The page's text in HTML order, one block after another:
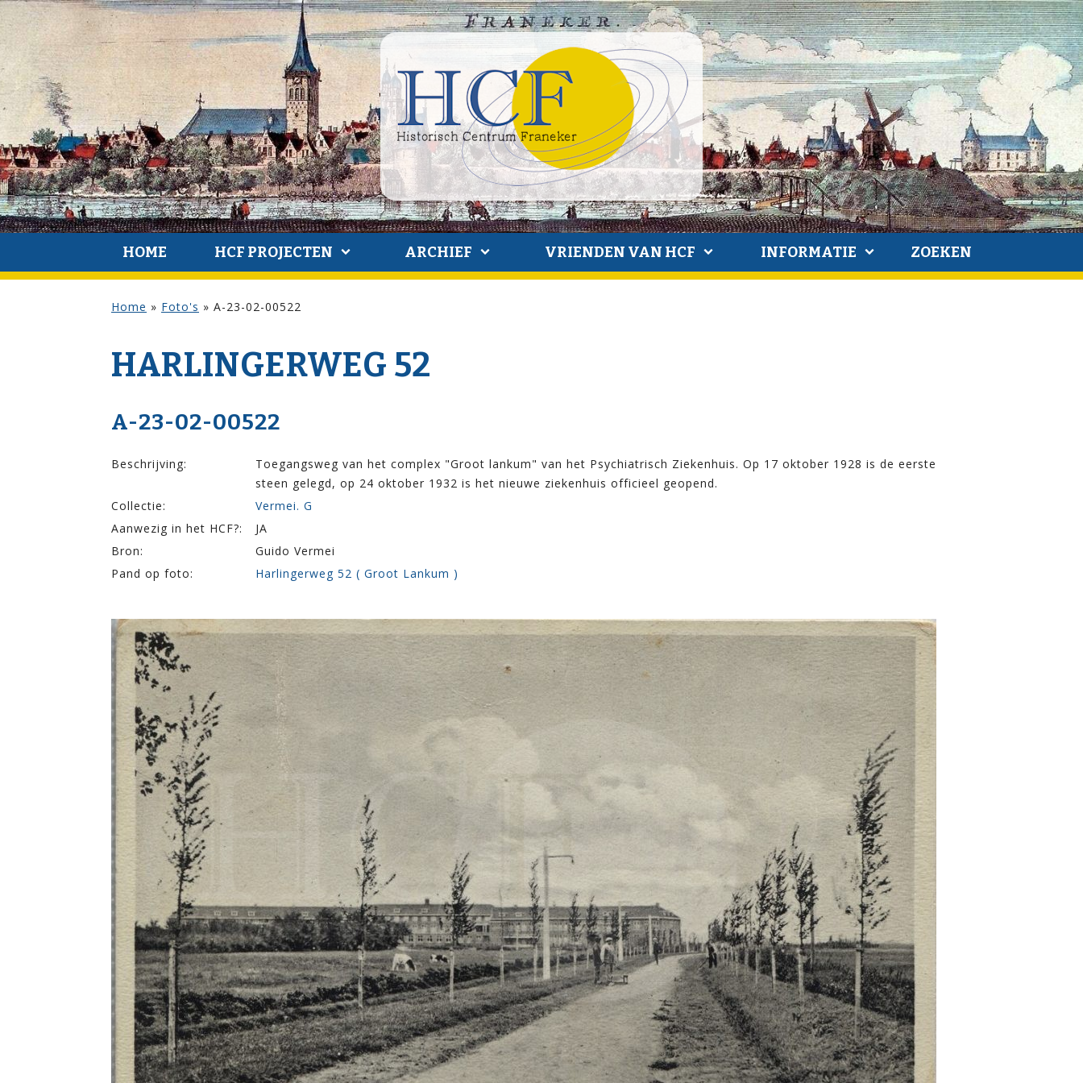
HOME HCF PROJECTEN ARCHIEF VRIENDEN VAN HCF INFORMATIE ZOEKEN
Home » Foto's » A-23-02-00522
HARLINGERWEG 52
A-23-02-00522
Beschrijving:
Toegangsweg van het complex "Groot lankum" van het Psychiatrisch Ziekenhuis. Op 17 oktober 1928 is de eerste
steen gelegd, op 24 oktober 1932 is het nieuwe ziekenhuis officieel geopend.
Collectie:
Vermei. G
Aanwezig in het HCF?:
JA
Bron:
Guido Vermei
Pand op foto:
Harlingerweg 52 ( Groot Lankum )